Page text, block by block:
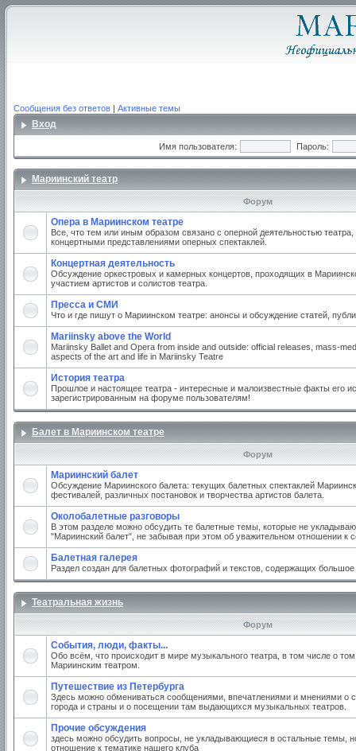
Сообщения без ответов | Активные темы
Вход
Имя пользователя: Пароль:
Мариинский театр
Форум
Опера в Мариинском театре
Все, что тем или иным образом связано с оперной деятельностью
концертными представлениями оперных спектаклей.
Концертная деятельность
Обсуждение оркестровых и камерных концертов, проходящих в
участием артистов и солистов театра.
Пресса и СМИ
Что и где пишут о Мариинском театре: анонсы и обсуждение статей,
Mariinsky above the World
Mariinsky Ballet and Opera from inside and outside: official releases, mass-
aspects of the art and life in Mariinsky Teatre
История театра
Прошлое и настоящее театра - интересные и малоизвестные факты его
зарегистрированным на форуме пользователям!
Балет в Мариинском театре
Форум
Мариинский балет
Обсуждение Мариинского балета: текущих балетных спектаклей
фестивалей, различных постановок и творчества артистов балета.
Околобалетные разговоры
В этом разделе можно обсудить те балетные темы, которые не
"Мариинский балет", не забывая при этом об уважительном отношении к
Балетная галерея
Раздел создан для балетных фотографий и текстов, содержащих
Театральная жизнь
Форум
События, люди, факты...
Обо всём, что происходит в мире музыкального театра, в том числе о
Мариинским театром.
Путешествие из Петербурга
Здесь можно обмениваться сообщениями, впечатлениями и мнениями о
города и страны и о посещении там выдающихся музыкальных театров.
Прочие обсуждения
здесь можно обсудить вопросы, не укладывающиеся в остальные темы,
отношение к тематике нашего клуба